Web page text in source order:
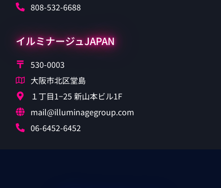
イルミナージュJAPAN
530-0003
大阪市北区堂島
１丁目1−25 新山本ビル1F
mail@illuminagegroup.com
06-6452-6452
808-532-6688